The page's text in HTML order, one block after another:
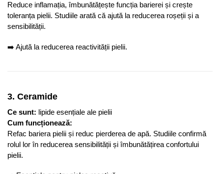
Reduce inflamația, îmbunătățește funcția barierei și crește
toleranța pielii. Studiile arată că ajută la reducerea roșeții și a
sensibilității.
➡️ Ajută la reducerea reactivității pielii.
3. Ceramide
Ce sunt: lipide esențiale ale pielii
Cum funcționează:
Refac bariera pielii și reduc pierderea de apă. Studiile confirmă
rolul lor în reducerea sensibilității și îmbunătățirea confortului
pielii.